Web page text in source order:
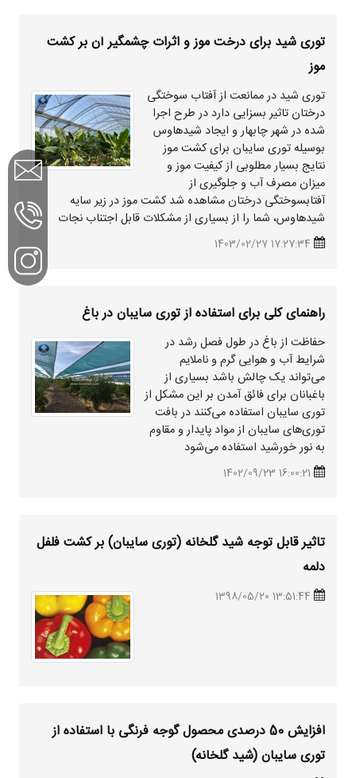
توری شید برای درخت موز و اثرات چشمگیر آن بر کشت
موز
توری شید در ممانعت از آفتاب سوختگی
درختان تاثیر بسزایی دارد در طرح اجرا
شده در شهر چابهار و ایجاد شیدهاوس
بوسیله توری سایبان برای کشت موز
نتایج بسیار مطلوبی از کیفیت موز و
میزان مصرف آب و جلوگیری از
آفتابسوختگی درختان مشاهده شد کشت موز در زیر سایه
شیدهاوس، شما را از بسیاری از مشکلات قابل اجتناب نجات
17:27:34 1403/02/27
راهنمای کلی برای استفاده از توری سایبان در باغ
حفاظت از باغ در طول فصل رشد در
شرایط آب و هوایی گرم و ناملایم
می‌تواند یک چالش باشد بسیاری از
باغبانان برای فائق آمدن بر این مشکل از
توری سایبان استفاده می‌کنند در بافت
توری‌های سایبان از مواد پایدار و مقاوم
به نور خورشید استفاده می‌شود
16:00:21 1402/09/23
تاثیر قابل توجه شید گلخانه (توری سایبان) بر کشت فلفل
دلمه
13:51:44 1398/05/20
افزایش 50 درصدی محصول گوجه فرنگی با استفاده از
توری سایبان (شید گلخانه)